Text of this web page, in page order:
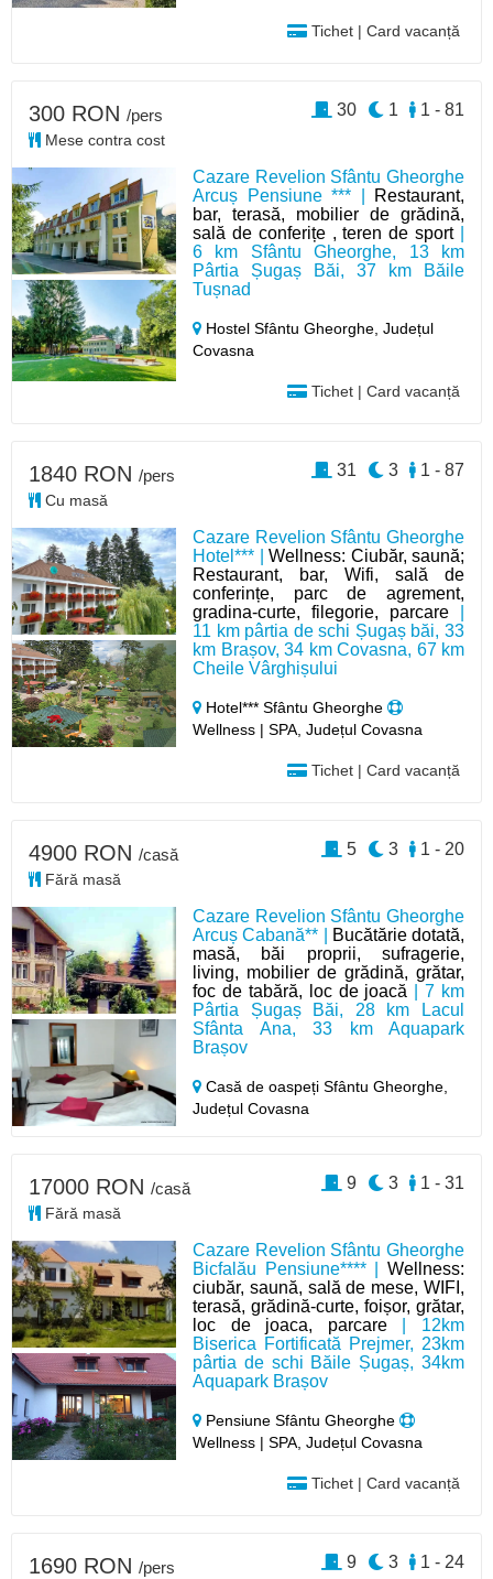
Tichet | Card vacanță
Cazare Revelion Sfântu Gheorghe
Arcuș Pensiune *** |
Restaurant,
bar, terasă, mobilier de grădină,
sală de conferițe , teren de sport|
6 km Sfântu Gheorghe, 13 km
Pârtia Șugaș Băi, 37 km Băile
Tușnad
Hostel Sfântu Gheorghe,Județul
Covasna
Tichet | Card vacanță
300 RON /pers
Mese contra cost
1 - 81
1
30
Cazare Revelion Sfântu Gheorghe
Hotel*** |Wellness: Ciubăr, saună;
Restaurant, bar, Wifi, sală de
conferințe, parc de agrement,
gradina-curte, filegorie, parcare
11 km pârtia de schi Șugaș băi, 33
km Brașov, 34 km Covasna, 67 km
Cheile Vârghișului
Hotel*** Sfântu Gheorghe
Wellness | SPA, Județul Covasna
Tichet | Card vacanță
1840 RON /pers
Cu masă
1 - 87
3
31
Cazare Revelion Sfântu Gheorghe
Arcuș Cabană** |
Bucătărie dotată,
masă, băi proprii, sufragerie,
living, mobilier de grădină, grătar,
foc de tabără, loc de joacă | 7 km
Pârtia Șugaș Băi, 28 km Lacul
Sfânta Ana, 33 km Aquapark
Brașov
Casă de oaspeți Sfântu Gheorghe,
Județul Covasna
4900 RON /casă
Fără masă
1 - 20
3
5
Cazare Revelion Sfântu Gheorghe
Bicfalău Pensiune**** | Wellness:
ciubăr, saună, sală de mese, WIFI,
terasă, grădină-curte, foișor, grătar,
loc de joaca, parcare| 12km
Biserica Fortificată Prejmer, 23km
pârtia de schi Băile Șugaș, 34km
Aquapark Brașov
Pensiune Sfântu Gheorghe
Wellness | SPA, Județul Covasna
Tichet | Card vacanță
17000 RON /casă
Fără masă
1 - 31
3
9
1690 RON /pers 1 - 24
3
9